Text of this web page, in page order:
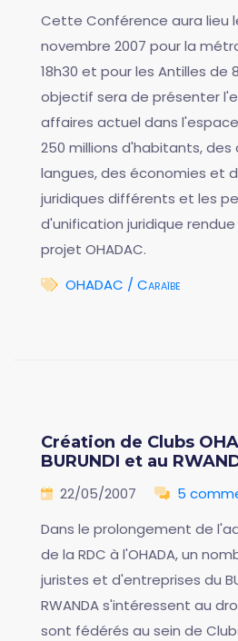
Cette Conférence aura lieu
novembre 2007 pour la
18h30 et pour les Antilles de
objectif sera de présenter
affaires actuel dans
250 millions d'habitants, des
langues, des économies et
juridiques différents et les
d'unification juridique
projet OHADAC.
OHADAC / Caraïbe
Création de Clubs
BURUNDI et au
22/05/2007
5
Dans le prolongement de
de la RDC à l'OHADA, un
juristes et d'entreprises du
RWANDA s'intéressent au
sont fédérés au sein de